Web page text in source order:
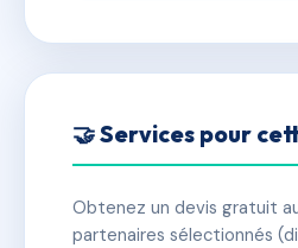
🤝 Services pour
Obtenez un devis gratuit
partenaires sélectionnés